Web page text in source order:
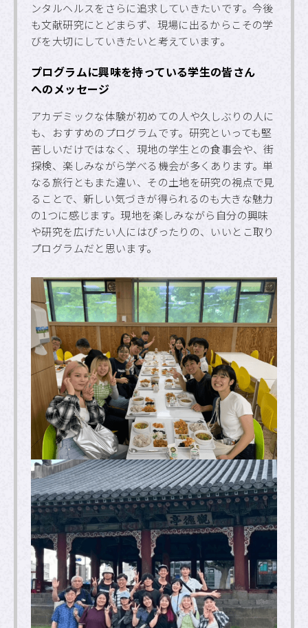
ンタルヘルスをさらに追求していきたいです。今後
も文献研究にとどまらず、現場に出るからこその学
びを大切にしていきたいと考えています。
プログラムに興味を持っている学生の皆さん
へのメッセージ
アカデミックな体験が初めての人や久しぶりの人に
も、おすすめのプログラムです。研究といっても堅
苦しいだけではなく、現地の学生との食事会や、街
探検、楽しみながら学べる機会が多くあります。単
なる旅行ともまた違い、その土地を研究の視点で見
ることで、新しい気づきが得られるのも大きな魅力
の1つに感じます。現地を楽しみながら自分の興味
や研究を広げたい人にはぴったりの、いいとこ取り
プログラムだと思います。